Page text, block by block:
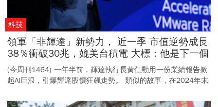
科技
領軍「非輝達」新勢力， 近一季 市值逆勢成長
38％衝破30兆，媲美台積電 大標：他是下一個
黃仁勳？ —博通打工皇帝陳福陽拚搏傳奇—
(今周刊1464) 一年半前，輝達執行長黃仁勳用一份業績報告掀
起AI巨浪，引爆輝達股價狂飆走勢。 類似的故事，在2024年末
陽。 而他所掀起的，則是名為ASIC的AI算力新趨勢。 不同於黃